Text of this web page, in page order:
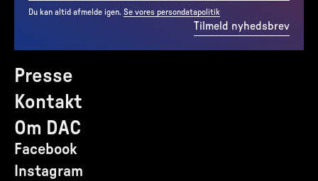
Presse
Kontakt
Om DAC
Facebook
Instagram
Du kan altid afmelde igen. Se vores persondatapolitik
Tilmeld nyhedsbrev